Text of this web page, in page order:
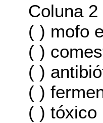
Coluna 2
( ) mofo
( )
( )
( )
( ) tóxico